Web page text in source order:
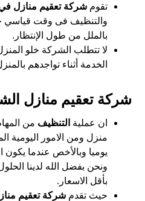
تقومشركة تعقيم منازل
والتنظيف فى وقت قياسي
بالملل من طول الإنتظار.
لا تتطلب الشركة خلو
الخدمة أثناء تواجدهم
شركة تعقيم منازل
ان عملية التنظيف من
منزل ومن الامور اليومية
يوميا وبالأخص عندما
ونحن بفضل الله لدينا
بأقل الاسعار.
حيث تقدمشركة تعقيم